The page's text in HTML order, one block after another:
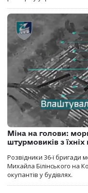
Міна на голови:
штурмовиків з їхніх
Розвідники 36-ї бригади
Михайла Білінського на
окупантів у будівлях.